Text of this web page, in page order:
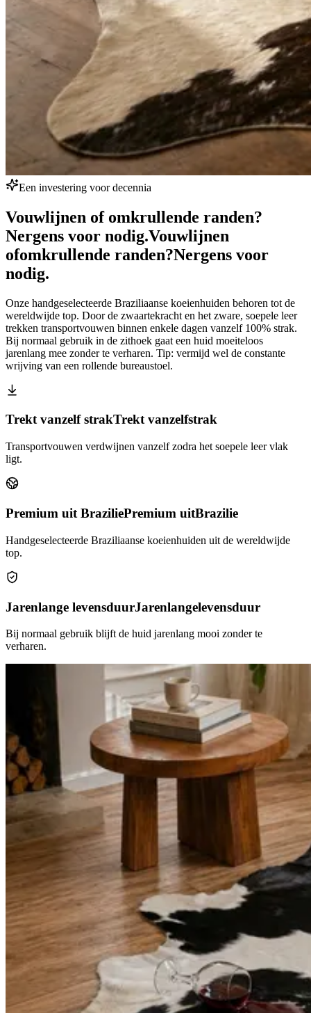
Een investering voor decennia
Vouwlijnen of omkrullende randen?
Nergens voor nodig.Vouwlijnen
ofomkrullende randen?Nergens voor
nodig.
Onze handgeselecteerde Braziliaanse koeienhuiden behoren tot de
wereldwijde top. Door de zwaartekracht en het zware, soepele leer
trekken transportvouwen binnen enkele dagen vanzelf 100% strak.
Bij normaal gebruik in de zithoek gaat een huid moeiteloos
jarenlang mee zonder te verharen. Tip: vermijd wel de constante
wrijving van een rollende bureaustoel.
Trekt vanzelf strakTrekt vanzelfstrak
Transportvouwen verdwijnen vanzelf zodra het soepele leer vlak
ligt.
Premium uit BraziliePremium uitBrazilie
Handgeselecteerde Braziliaanse koeienhuiden uit de wereldwijde
top.
Jarenlange levensduurJarenlangelevensduur
Bij normaal gebruik blijft de huid jarenlang mooi zonder te
verharen.